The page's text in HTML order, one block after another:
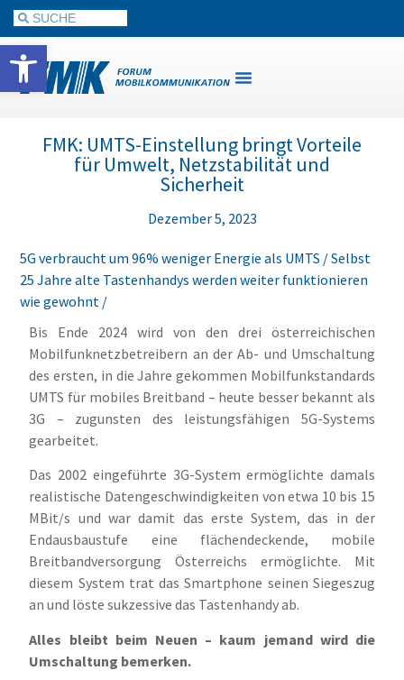
Werkzeugleiste öffnen
FMK: UMTS-Einstellung bringt Vorteile
für Umwelt, Netzstabilität und
Sicherheit
Dezember 5, 2023
5G verbraucht um 96% weniger Energie als UMTS / Selbst
25 Jahre alte Tastenhandys werden weiter funktionieren
wie gewohnt /
Bis Ende 2024 wird von den drei österreichischen
Mobilfunknetzbetreibern an der Ab- und Umschaltung
des ersten, in die Jahre gekommen Mobilfunkstandards
UMTS für mobiles Breitband – heute besser bekannt als
3G – zugunsten des leistungsfähigen 5G-Systems
gearbeitet.
Das 2002 eingeführte 3G-System ermöglichte damals
realistische Datengeschwindigkeiten von etwa 10 bis 15
MBit/s und war damit das erste System, das in der
Endausbaustufe eine flächendeckende, mobile
Breitbandversorgung Österreichs ermöglichte. Mit
diesem System trat das Smartphone seinen Siegeszug
an und löste sukzessive das Tastenhandy ab.
Alles bleibt beim Neuen – kaum jemand wird die
Umschaltung bemerken.